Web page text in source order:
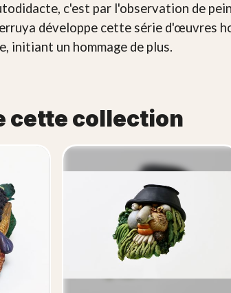
c'est par l'observation de
développe cette série d'œuvres
initiant un hommage de plus.
cette collection